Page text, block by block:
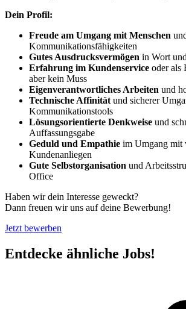
Dein Profil:
Freude am Umgang mit Menschen
Kommunikationsfähigkeiten
Gutes Ausdrucksvermögen in Wort
Erfahrung im Kundenservice oder als
aber kein Muss
Eigenverantwortliches Arbeiten und
Technische Affinität und sicherer
Kommunikationstools
Lösungsorientierte Denkweise und
Auffassungsgabe
Geduld und Empathie im Umgang mit
Kundenanliegen
Gute Selbstorganisation und
Office
Haben wir dein Interesse geweckt?
Dann freuen wir uns auf deine Bewerbung!
Jetzt bewerben
Entdecke ähnliche Jobs!